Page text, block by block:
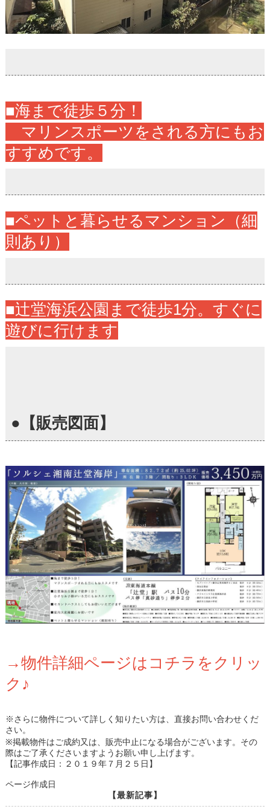
■海まで徒歩５分！
マリンスポーツをされる方にもお
すすめです。
■ペットと暮らせるマンション（細
則あり）
■辻堂海浜公園まで徒歩1分。すぐに
遊びに行けます
●【販売図面】
→物件詳細ページはコチラをクリッ
ク♪
※さらに物件について詳しく知りたい方は、直接お問い合わせくだ
さい。
※掲載物件はご成約又は、販売中止になる場合がございます。その
際はご了承くださいますようお願い申し上げます。
【記事作成日：２０１９年７月２５日】
ページ作成日
【最新記事】